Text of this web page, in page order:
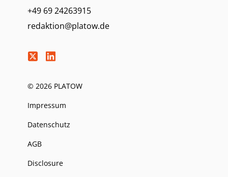
+49 69 24263915
redaktion@platow.de
© 2026 PLATOW
Impressum
Datenschutz
AGB
Disclosure